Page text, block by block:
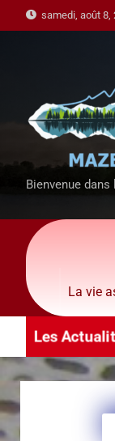
samedi, août 8,
Bienvenue
La vie
Les
animations